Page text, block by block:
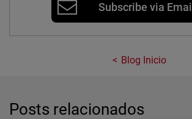
Subscribe via Email
Blog Inicio
Posts relacionados